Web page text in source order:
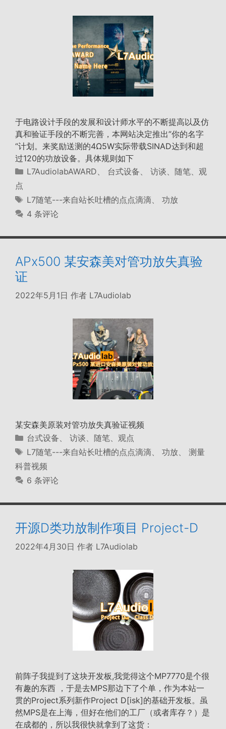
于电路设计手段的发展和设计师水平的不断提高以及仿
真和验证手段的不断完善，本网站决定推出”你的名字
“计划。来奖励送测的4Ω5W实际带载SINAD达到和超
过120的功放设备。具体规则如下
分
L7AudiolabAWARD、 台式设备、 访谈、随笔、观
点
标
签
L7随笔---来自站长吐槽的点点滴滴、 功放
4 条评论
APx500 某安森美对管功放失真验
证
2022年5月1日 作者 L7Audiolab
某安森美原装对管功放失真验证视频
分
类
台式设备、 访谈、随笔、观点
标
签
L7随笔---来自站长吐槽的点点滴滴、 功放、 测量
科普视频
6 条评论
开源D类功放制作项目 Project-D
2022年4月30日 作者 L7Audiolab
前阵子我提到了这块开发板,我觉得这个MP7770是个很
有趣的东西 ，于是去MPS那边下了个单，作为本站一
贯的Project系列新作Project D[isk]的基础开发板。虽
然MPS是在上海，但好在他们的工厂（或者库存？）是
在成都的，所以我很快就拿到了这货：